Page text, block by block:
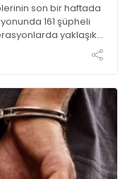
son bir haftada
161 şüpheli
yaklaşık
kök kenevir bitkisi